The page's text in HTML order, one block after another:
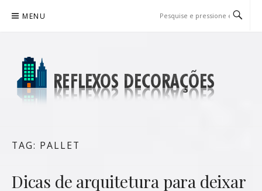
para
MENU
TAG: PALLET
Dicas de arquitetura para deixar